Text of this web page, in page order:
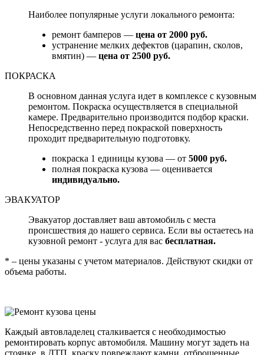
Наиболее популярные услуги локального ремонта:
ремонт бамперов — цена от 2000 руб.
устранение мелких дефектов (царапин, сколов,
вмятин) — цена от 2500 руб.
ПОКРАСКА
В основном данная услуга идет в комплексе с кузовным
ремонтом. Покраска осуществляется в специальной
камере. Предварительно производится подбор краски.
Непосредственно перед покраской поверхность
проходит предварительную подготовку.
покраска 1 единицы кузова — от 5000 руб.
полная покраска кузова — оценивается
индивидуально.
ЭВАКУАТОР
Эвакуатор доставляет ваш автомобиль с места
происшествия до нашего сервиса. Если вы остаетесь на
кузовной ремонт - услуга для вас бесплатная.
* – цены указаны с учетом материалов. Действуют скидки от
объема работы.
Каждый автовладелец сталкивается с необходимостью
ремонтировать корпус автомобиля. Машину могут задеть на
стоянке, в ДТП, краску повреждают камни, отброшенные